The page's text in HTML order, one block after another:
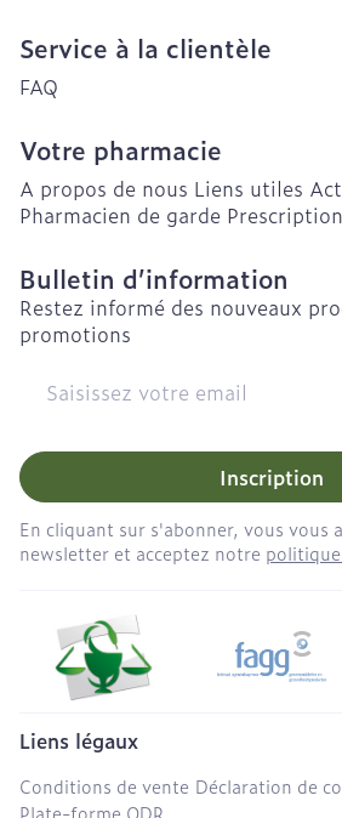
Service à la clientèle
FAQ
Votre pharmacie
A propos de nous Liens utiles
Pharmacien de garde Prescription
Bulletin d’information
Restez informé des nouveaux
promotions
Adresse mail
Inscription
En cliquant sur s'abonner, vous vous
newsletter et acceptez notre
Liens légaux
Conditions de vente Déclaration de
Plate-forme ODR